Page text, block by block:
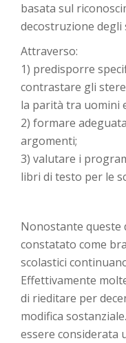
basata sul
decostruzione
Attraverso:
1) predisporre
contrastare gli
la parità tra uomini
2) formare
argomenti;
3) valutare i
libri di testo per le
Nonostante queste
constatato come
scolastici
Effettivamente
di rieditare per
modifica
essere considerata